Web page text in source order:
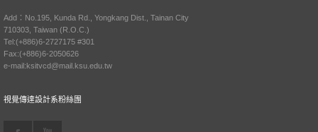
Add：No.195, Kunda Rd., Yongkang Dist., Tainan City
710303, Taiwan (R.O.C.)
Tel:(+886)6-2727175 #301
Fax:(+886)6-2050626
e-mail:ksitvcd@mail.ksu.edu.tw
視覺傳達設計系粉絲團